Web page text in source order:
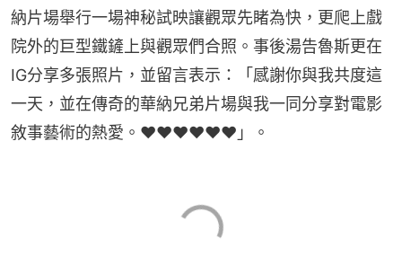
納片場舉行一場神秘試映讓觀眾先睹為快，更爬上戲
院外的巨型鐵鏟上與觀眾們合照。事後湯告魯斯更在
IG分享多張照片，並留言表示：「感謝你與我共度這
一天，並在傳奇的華納兄弟片場與我一同分享對電影
敘事藝術的熱愛。❤️❤️❤️❤️❤️❤️」。